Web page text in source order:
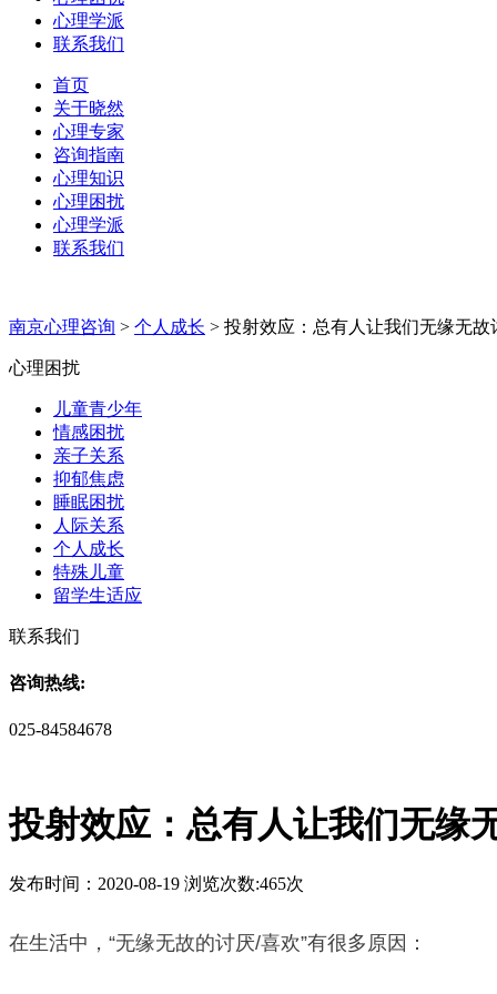
心理学派
联系我们
首页
关于晓然
心理专家
咨询指南
心理知识
心理困扰
心理学派
联系我们
南京心理咨询 > 个人成长 > 投射效应：总有人让我们无缘无故
心理困扰
儿童青少年
情感困扰
亲子关系
抑郁焦虑
睡眠困扰
人际关系
个人成长
特殊儿童
留学生适应
联系我们
咨询热线:
025-84584678
投射效应：总有人让我们无缘
发布时间：2020-08-19 浏览次数:465次
在生活中，“无缘无故的讨厌/喜欢”有很多原因：